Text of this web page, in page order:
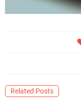
Related Posts